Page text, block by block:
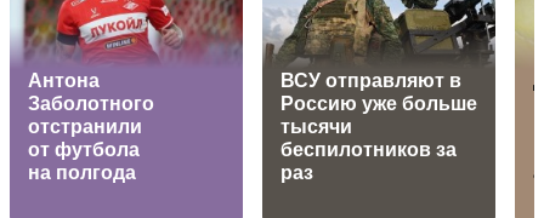
Антона
Заболотного
отстранили
от футбола
на полгода
ВСУ отправляют в
Россию уже больше
тысячи
беспилотников за
раз